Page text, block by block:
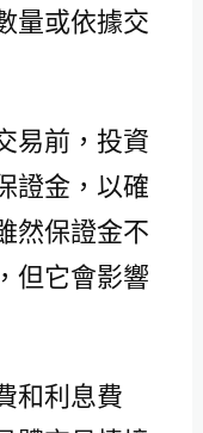
量或依據交
易前，投資
證金，以確
然保證金不
但它會影響
和利息費